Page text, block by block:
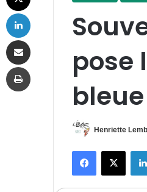
pose
bleue
Henriette
FacebookX